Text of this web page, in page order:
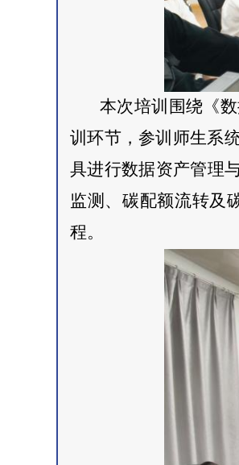
本次培训围绕《
训环节，参训师生系
具进行数据资产管理
监测、碳配额流转及
程。